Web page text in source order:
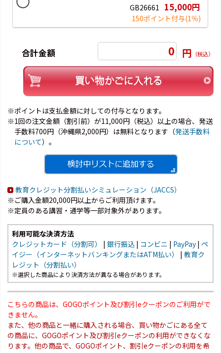
GB26661 15,000円
150ポイント付与(1％)
合計金額 0 円 （税込）
※ポイントは支払金額に対しての付与となります。
※1回の注文金額（割引前）が11,000円（税込）以上の場合、発送
手数料700円（沖縄県2,000円）は無料となります（発送手数料
について）。
教育クレジット分割払いシミュレーション（JACCS）
※ご購入金額20,000円以上からご利用頂けます。
※定員のある講習・通学等一部対象外があります。
利用可能な決済方法
クレジットカード（分割可）
| 銀行振込 | コンビニ | PayPay | ペ
イジー（インターネットバンキングまたはATM払い）
| 教育ク
レジット（分割払い）
※選択した商品により決済方法が異なる場合があります。
こちらの商品は、GOGOポイント及び割引eクーポンのご利用がで
きません。
また、他の商品と一緒に購入される場合、買い物かごにある全て
の商品に、GOGOポイント及び割引eクーポンの利用ができなくな
ります。他の商品で、GOGOポイント、割引eクーポンの利用を希